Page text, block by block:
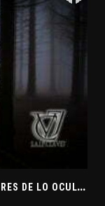
P
UERTAS HACIA EL MÁS ALLÁ. BUSCADORES DE LO OCULTO. EL PENSAMIENTO ABSTRACTO. EVANGELIOS APÓCRIFOS